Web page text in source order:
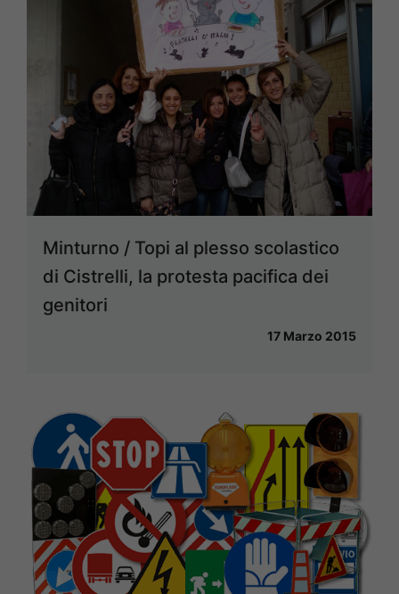
Minturno / Topi al plesso scolastico
di Cistrelli, la protesta pacifica dei
genitori
17 Marzo 2015